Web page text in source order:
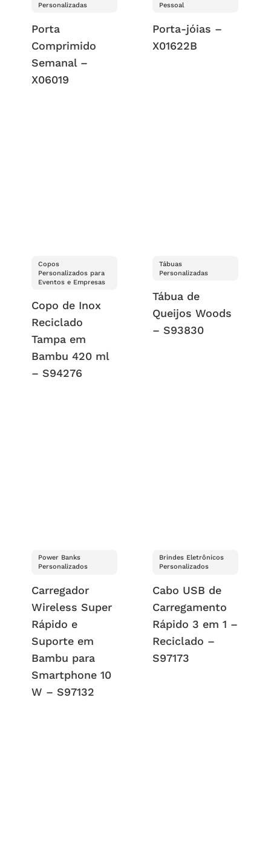
Personalizadas
Porta
Comprimido
Semanal –
X06019
Pessoal
Porta-jóias –
X01622B
Copos
Personalizados para
Eventos e Empresas
Copo de Inox
Reciclado
Tampa em
Bambu 420 ml
– S94276
Tábuas
Personalizadas
Tábua de
Queijos Woods
– S93830
Power Banks
Personalizados
Carregador
Wireless Super
Rápido e
Suporte em
Bambu para
Smartphone 10
W – S97132
Brindes Eletrônicos
Personalizados
Cabo USB de
Carregamento
Rápido 3 em 1 –
Reciclado –
S97173